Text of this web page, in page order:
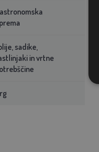
sadike,
in vrtne